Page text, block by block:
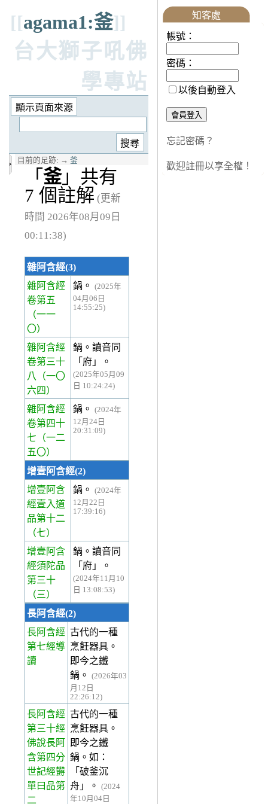
[[agama1:釜]]
台大獅子吼佛
學專站
目前的足跡: → 釜
「 釜」共有
7 個註解 (更新
時間 2026年08月09日
00:11:38)
雜阿含經(3)
雜阿含經
卷第五
（一一
〇）
鍋。
(2025年
04月06日
14:55:25)
雜阿含經
卷第三十
八
（一〇
六四）
鍋。讀音同
「府」。
(2025年05月09
日 10:24:24)
雜阿含經
卷第四十
七 （一二
五〇）
鍋。
(2024年
12月24日
20:31:09)
增壹阿含經(2)
增壹阿含
經壹入道
品第十二
（七）
鍋。
(2024年
12月22日
17:39:16)
增壹阿含
經須陀品
第三十
（三）
鍋。讀音同
「府」。
(2024年11月10
日 13:08:53)
長阿含經(2)
長阿含經
第七經導
讀
古代的一種
烹飪器具。
即今之鐵
鍋。
(2026年03
月12日
22:26:12)
長阿含經
第三十經
佛說長阿
含第四分
世記經欝
單曰品第
二
古代的一種
烹飪器具。
即今之鐵
鍋。如：
「破釜沉
舟」。
(2024
年10月04日
知客處
帳號：
密碼：
以後自動登入
忘記密碼？
歡迎註冊以享全權！